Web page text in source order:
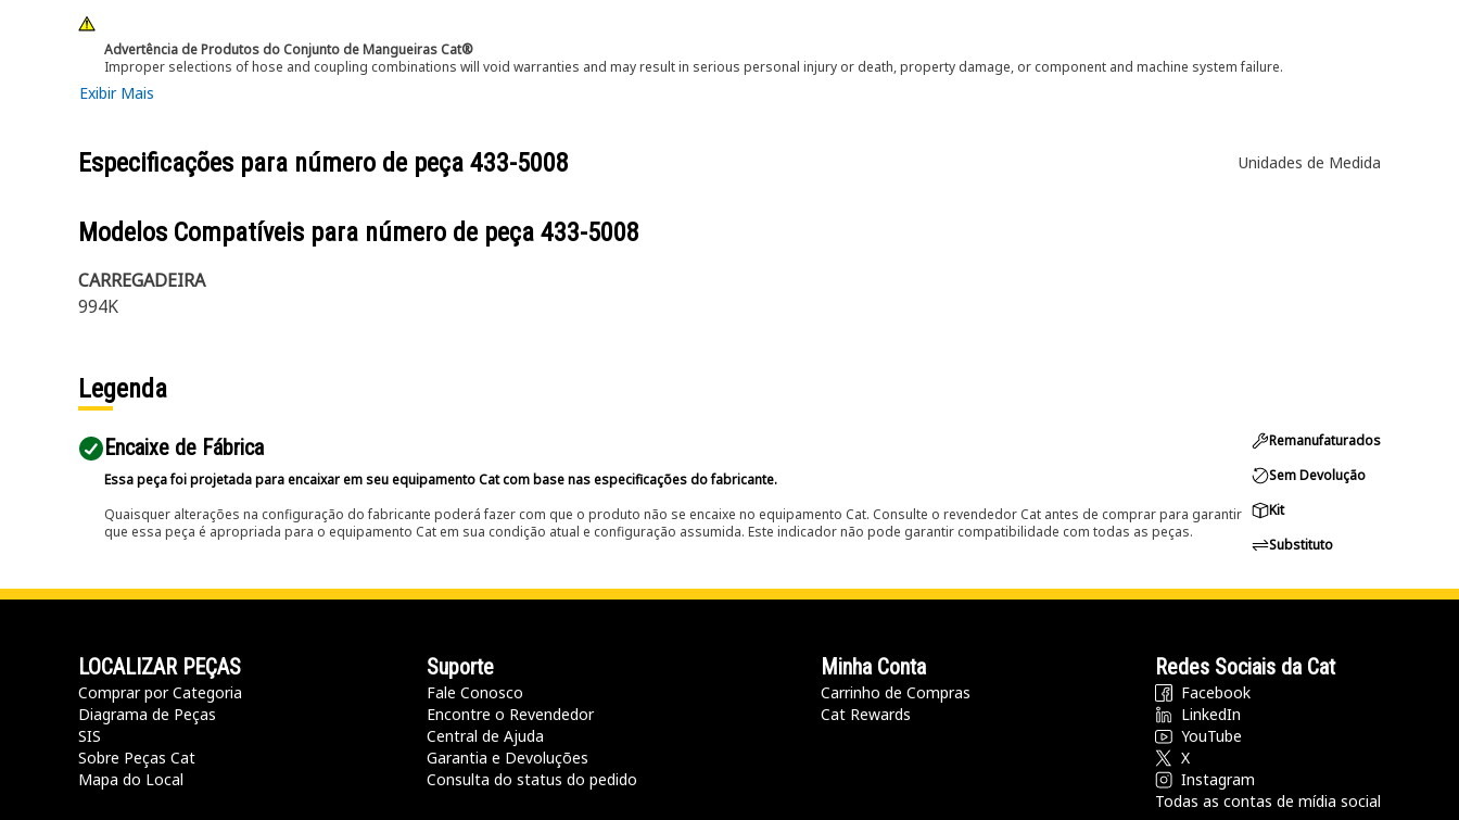
Advertência de Produtos do Conjunto de Mangueiras Cat®
Improper selections of hose and coupling combinations will void warranties and may result in serious personal injury or death, property damage, or component and machine system failure.
Exibir Mais
Especificações para número de peça 433-5008 Unidades de Medida
Modelos Compatíveis para número de peça 433-5008
CARREGADEIRA
994K
Legenda
Encaixe de Fábrica
Essa peça foi projetada para encaixar em seu equipamento Cat com base nas especificações do fabricante.
Quaisquer alterações na configuração do fabricante poderá fazer com que o produto não se encaixe no equipamento Cat. Consulte o revendedor Cat antes de comprar para garantir
que essa peça é apropriada para o equipamento Cat em sua condição atual e configuração assumida. Este indicador não pode garantir compatibilidade com todas as peças.
Remanufaturados
Sem Devolução
Kit
Substituto
LOCALIZAR PEÇAS
Comprar por Categoria
Diagrama de Peças
SIS
Sobre Peças Cat
Mapa do Local
Suporte
Fale Conosco
Encontre o Revendedor
Central de Ajuda
Garantia e Devoluções
Consulta do status do pedido
Minha Conta
Carrinho de Compras
Cat Rewards
Redes Sociais da Cat
Facebook
LinkedIn
YouTube
X
Instagram
Todas as contas de mídia social